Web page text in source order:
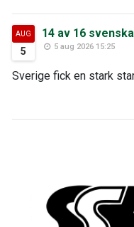
AUG
5
14 av 16
5 aug 2026 15:25
Sverige fick en stark